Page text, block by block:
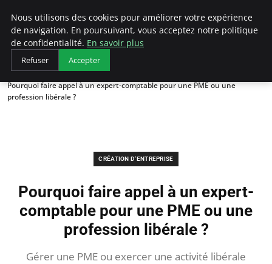
LECFCM
Accueil
Création d'entreprise
Pourquoi faire appel à un expert-comptable pour une PME ou une
profession libérale ?
CRÉATION D'ENTREPRISE
Pourquoi faire appel à un expert-
comptable pour une PME ou une
profession libérale ?
Gérer une PME ou exercer une activité libérale
Nous utilisons des cookies pour améliorer votre expérience
de navigation. En poursuivant, vous acceptez notre politique
de confidentialité. En savoir plus
Refuser Accepter